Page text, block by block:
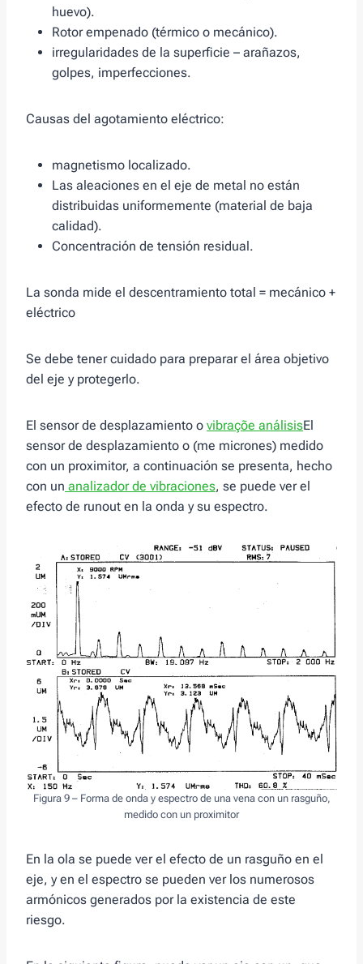
huevo).
Rotor empenado (térmico o mecánico).
irregularidades de la superficie – arañazos,
golpes, imperfecciones.
Causas del agotamiento eléctrico:
magnetismo localizado.
Las aleaciones en el eje de metal no están
distribuidas uniformemente (material de baja
calidad).
Concentración de tensión residual.
La sonda mide el descentramiento total = mecánico +
eléctrico
Se debe tener cuidado para preparar el área objetivo
del eje y protegerlo.
El sensor de desplazamiento o vibraçõe análisisEl
sensor de desplazamiento o (me micrones) medido
con un proximitor, a continuación se presenta, hecho
con un analizador de vibraciones, se puede ver el
efecto de runout en la onda y su espectro.
Figura 9 – Forma de onda y espectro de una vena con un rasguño,
medido con un proximitor
En la ola se puede ver el efecto de un rasguño en el
eje, y en el espectro se pueden ver los numerosos
armónicos generados por la existencia de este
riesgo.